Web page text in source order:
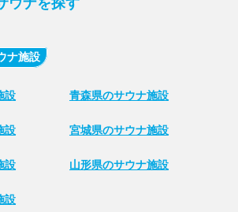
ウナを探す
ナ施設
設 青森県のサウナ施設
設 宮城県のサウナ施設
設 山形県のサウナ施設
設